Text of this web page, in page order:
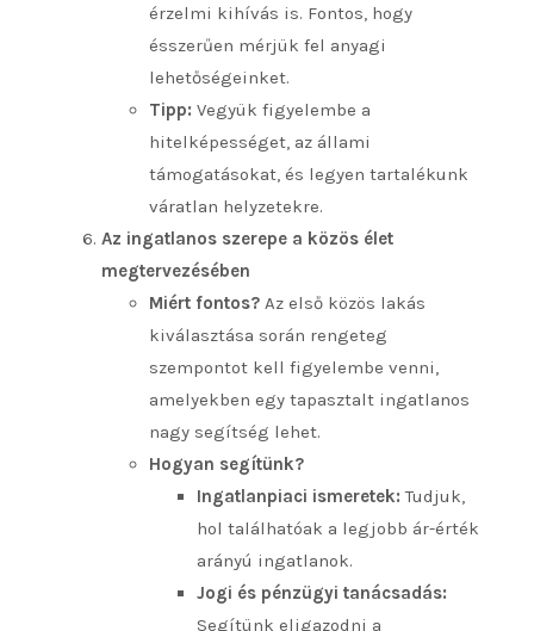
érzelmi kihívás is. Fontos, hogy
ésszerűen mérjük fel anyagi
lehetőségeinket.
Tipp: Vegyük figyelembe a
hitelképességet, az állami
támogatásokat, és legyen tartalékunk
váratlan helyzetekre.
Az ingatlanos szerepe a közös élet
megtervezésében
Miért fontos? Az első közös lakás
kiválasztása során rengeteg
szempontot kell figyelembe venni,
amelyekben egy tapasztalt ingatlanos
nagy segítség lehet.
Hogyan segítünk?
Ingatlanpiaci ismeretek: Tudjuk,
hol találhatóak a legjobb ár-érték
arányú ingatlanok.
Jogi és pénzügyi tanácsadás:
Segítünk eligazodni a